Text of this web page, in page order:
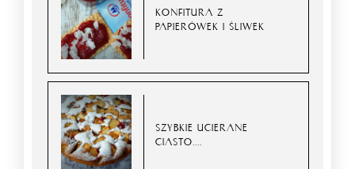
KONFITURA Z
PAPIERÓWEK I ŚLIWEK
SZYBKIE UCIERANE
CIASTO....